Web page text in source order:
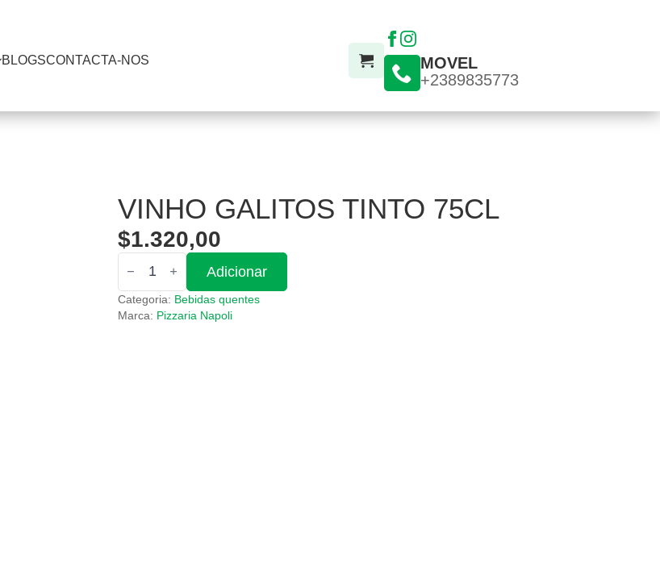
BLOGSCONTACTA-NOS
MOVEL
+2389835773
VINHO GALITOS TINTO 75CL
$1.320,00
Quantidade
de
Vinho
Galitos
Tinto
Adicionar
Categoria: Bebidas quentes
Marca: Pizzaria Napoli